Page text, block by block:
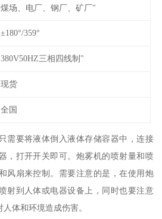
煤场、电厂、钢厂、矿厂"
±180°/359°
380V50HZ三相四线制"
现货
全国
需要将液体倒入液体存储容器中，连接
，打开开关即可。炮雾机的喷射量和喷
风扇来控制。需要注意的是，在使用炮
射到人体或电器设备上，同时也要注意
体和环境造成伤害。